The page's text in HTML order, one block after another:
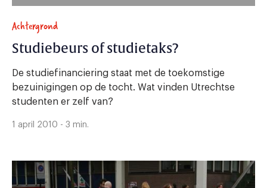
Achtergrond
Studiebeurs of studietaks?
De studiefinanciering staat met de toekomstige
bezuinigingen op de tocht. Wat vinden Utrechtse
studenten er zelf van?
1 april 2010 - 3 min.